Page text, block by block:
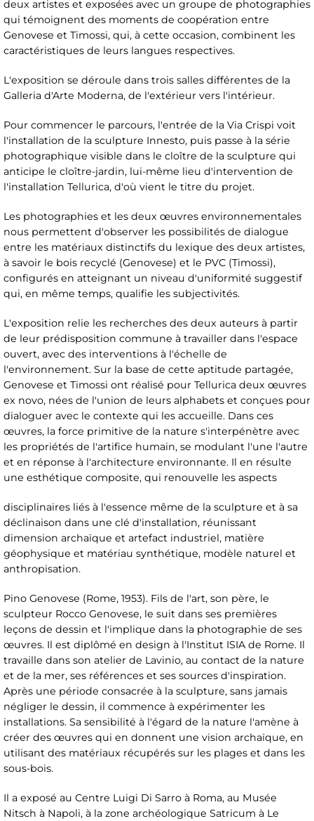
deux artistes et exposées avec un groupe de photographies
qui témoignent des moments de coopération entre
Genovese et Timossi, qui, à cette occasion, combinent les
caractéristiques de leurs langues respectives.
L'exposition se déroule dans trois salles différentes de la
Galleria d'Arte Moderna, de l'extérieur vers l'intérieur.
Pour commencer le parcours, l'entrée de la Via Crispi voit
l'installation de la sculpture Innesto, puis passe à la série
photographique visible dans le cloître de la sculpture qui
anticipe le cloître-jardin, lui-même lieu d'intervention de
l'installation Tellurica, d'où vient le titre du projet.
Les photographies et les deux œuvres environnementales
nous permettent d'observer les possibilités de dialogue
entre les matériaux distinctifs du lexique des deux artistes,
à savoir le bois recyclé (Genovese) et le PVC (Timossi),
configurés en atteignant un niveau d'uniformité suggestif
qui, en même temps, qualifie les subjectivités.
L'exposition relie les recherches des deux auteurs à partir
de leur prédisposition commune à travailler dans l'espace
ouvert, avec des interventions à l'échelle de
l'environnement. Sur la base de cette aptitude partagée,
Genovese et Timossi ont réalisé pour Tellurica deux œuvres
ex novo, nées de l'union de leurs alphabets et conçues pour
dialoguer avec le contexte qui les accueille. Dans ces
œuvres, la force primitive de la nature s'interpénètre avec
les propriétés de l'artifice humain, se modulant l'une l'autre
et en réponse à l'architecture environnante. Il en résulte
une esthétique composite, qui renouvelle les aspects
disciplinaires liés à l'essence même de la sculpture et à sa
déclinaison dans une clé d'installation, réunissant
dimension archaïque et artefact industriel, matière
géophysique et matériau synthétique, modèle naturel et
anthropisation.
Pino Genovese (Rome, 1953). Fils de l'art, son père, le
sculpteur Rocco Genovese, le suit dans ses premières
leçons de dessin et l'implique dans la photographie de ses
œuvres. Il est diplômé en design à l'Institut ISIA de Rome. Il
travaille dans son atelier de Lavinio, au contact de la nature
et de la mer, ses références et ses sources d'inspiration.
Après une période consacrée à la sculpture, sans jamais
négliger le dessin, il commence à expérimenter les
installations. Sa sensibilité à l'égard de la nature l'amène à
créer des œuvres qui en donnent une vision archaïque, en
utilisant des matériaux récupérés sur les plages et dans les
sous-bois.
Il a exposé au Centre Luigi Di Sarro à Roma, au Musée
Nitsch à Napoli, à la zone archéologique Satricum à Le